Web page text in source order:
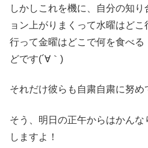
しかしこれを機に、自分の知
ョン上がりまくって水曜はど
行って金曜はどこで何を食べ
どです(´∀｀)
それだけ彼らも自粛自粛に努め
そう、明日の正午からはかん
しますよ！